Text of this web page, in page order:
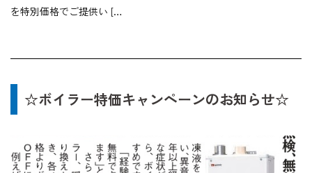
を特別価格でご提供い […
☆ボイラー特価キャンペーンのお知らせ☆